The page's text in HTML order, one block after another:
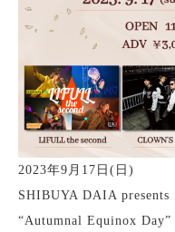
2023年9月17日(日)
SHIBUYA DAIA presents
“Autumnal Equinox Day”